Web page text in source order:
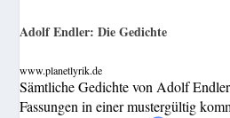
Adolf Endler: Die Gedichte
www.planetlyrik.de
Sämtliche Gedichte von Adolf
Fassungen in einer mustergültig